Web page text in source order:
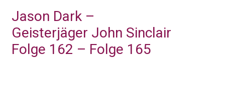
Jason Dark –
Geisterjäger John Sinclair
Folge 162 – Folge 165